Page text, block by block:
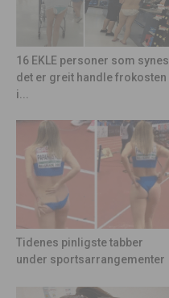
16 EKLE personer som synes
det er greit handle frokosten
i...
Tidenes pinligste tabber
under sportsarrangementer